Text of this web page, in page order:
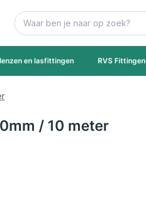
Zoek
en lasfittingen RVS Fittingen
/ 10 meter